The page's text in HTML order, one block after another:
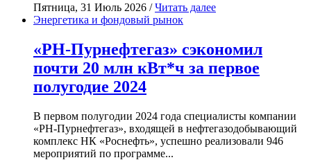
Пятница, 31 Июль 2026 /Читать далее
Энергетика и фондовый рынок
«РН-Пурнефтегаз» сэкономил
почти 20 млн кВт*ч за первое
полугодие 2024
В первом полугодии 2024 года специалисты компании
«РН-Пурнефтегаз», входящей в нефтегазодобывающий
комплекс НК «Роснефть», успешно реализовали 946
мероприятий по программе...